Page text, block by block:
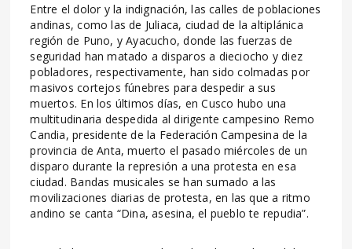
Entre el dolor y la indignación, las calles de poblaciones
andinas, como las de Juliaca, ciudad de la altiplánica
región de Puno, y Ayacucho, donde las fuerzas de
seguridad han matado a disparos a dieciocho y diez
pobladores, respectivamente, han sido colmadas por
masivos cortejos fúnebres para despedir a sus
muertos. En los últimos días, en Cusco hubo una
multitudinaria despedida al dirigente campesino Remo
Candia, presidente de la Federación Campesina de la
provincia de Anta, muerto el pasado miércoles de un
disparo durante la represión a una protesta en esa
ciudad. Bandas musicales se han sumado a las
movilizaciones diarias de protesta, en las que a ritmo
andino se canta “Dina, asesina, el pueblo te repudia”.